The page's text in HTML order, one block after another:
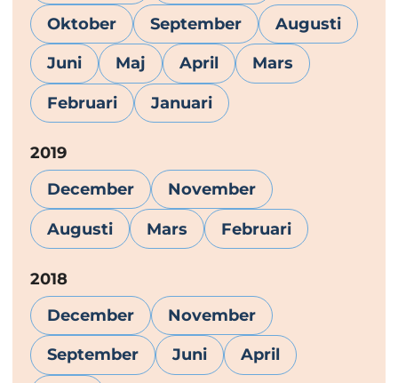
Oktober September Augusti
Juni Maj April Mars
Februari Januari
År:
2019
December
November
Augusti Mars Februari
År:
2018
December
November
September Juni April